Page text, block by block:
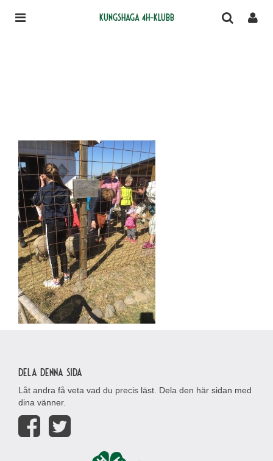
Kungshaga 4H-klubb
Dela denna sida
Låt andra få veta vad du precis läst. Dela den här sidan med
dina vänner.